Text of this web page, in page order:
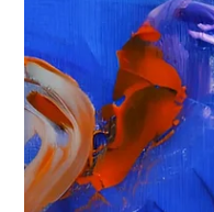
"Time to Art"
климата
Творчество
неразрывной связи с
воссоединению с ним
планете